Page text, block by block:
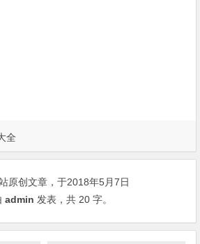
全
原创文章，于2018年5月7日
admin 发表，共 20 字。